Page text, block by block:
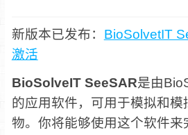
新版本已发布： BioSolvetIT
激活
BioSolveIT SeeSAR是由
的应用软件，可用于模拟和模
物。你将能够使用这个软件来